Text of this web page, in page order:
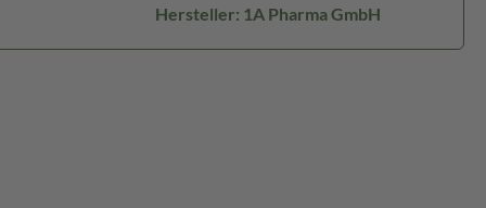
Hersteller: 1A Pharma GmbH